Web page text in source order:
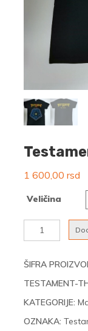
1 600,00 rsd
Veličina
Testament
-
Ritual
ŠIFRA
TESTAMENT-
KATEGORIJE:
OZNAKA: